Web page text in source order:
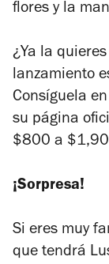
flores y la
¿Ya la
lanzamiento
Consíguela
su página
$800 a
¡Sorpresa!
Si eres muy
que tendrá